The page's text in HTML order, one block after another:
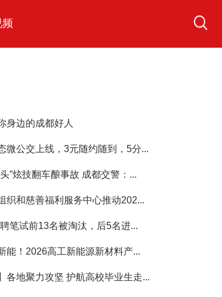
身边的成都好人
微公交上线，3元随约随到，5分...
”炫技翻车酿事故 成都交警：...
织和慈善福利服务中心推动202...
笔试前13名被淘汰，后5名进...
能！2026高工新能源新材料产...
各地聚力攻坚 护航高校毕业生走...